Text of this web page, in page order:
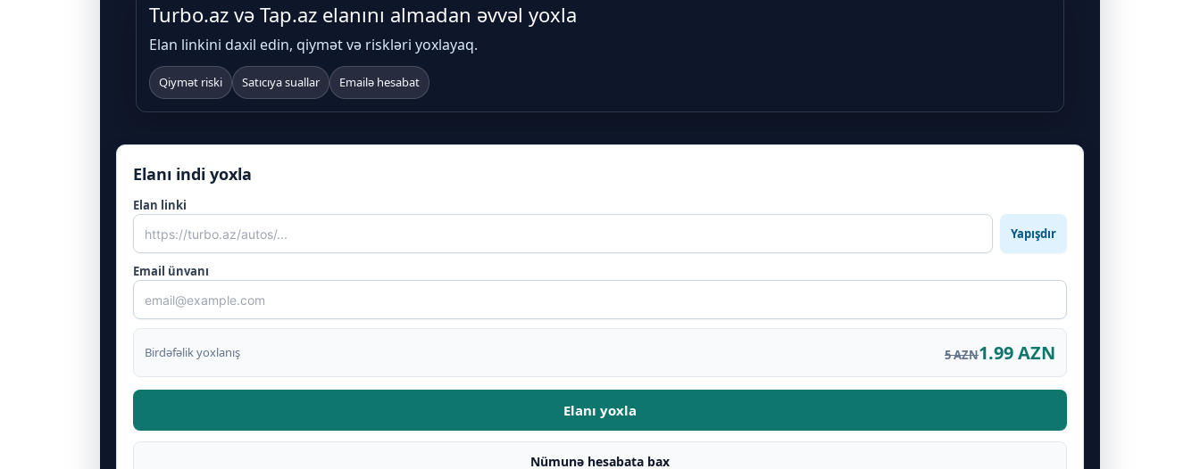
Turbo.az və Tap.az elanını almadan əvvəl yoxla
Elan linkini daxil edin, qiymət və riskləri yoxlayaq.
Qiymət riski Satıcıya suallar Emailə hesabat
Elanı indi yoxla
Elan linki
Yapışdır
Email ünvanı
Birdəfəlik yoxlanış 5 AZN1.99 AZN
Elanı yoxla
Nümunə hesabata bax